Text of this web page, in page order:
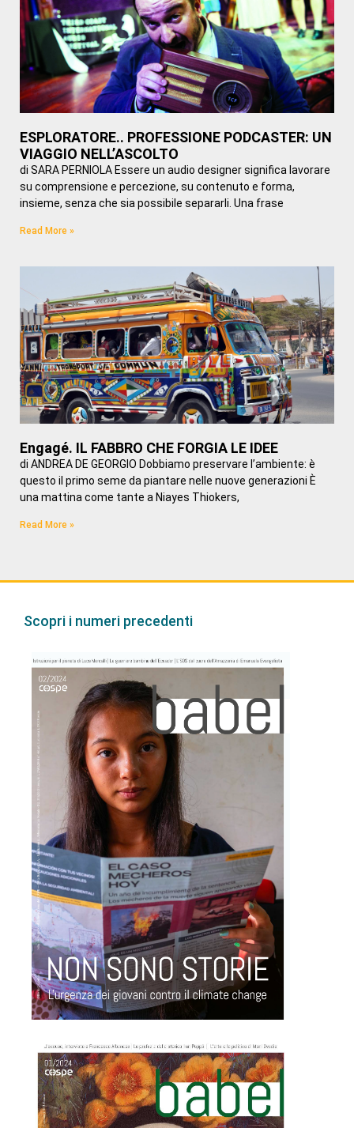
ESPLORATORE.. PROFESSIONE PODCASTER: UN
VIAGGIO NELL’ASCOLTO
di SARA PERNIOLA Essere un audio designer significa lavorare
su comprensione e percezione, su contenuto e forma,
insieme, senza che sia possibile separarli. Una frase
Read More »
Engagé. IL FABBRO CHE FORGIA LE IDEE
di ANDREA DE GEORGIO Dobbiamo preservare l’ambiente: è
questo il primo seme da piantare nelle nuove generazioni È
una mattina come tante a Niayes Thiokers,
Read More »
Scopri i numeri precedenti